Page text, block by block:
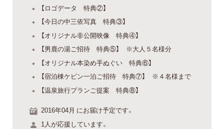
【ロゴデータ 特典②】
【今日の中三依写真 特典③】
【オリジナル非公開映像 特典④】
【男鹿の湯ご招待 特典⑤】 ※大人５名様分
【オリジナル本染め手ぬぐい 特典⑥】
【宿泊棟ケビン一泊ご招待 特典⑦】 ※４名様まで
【温泉旅行プランご提案 特典⑧】
2016年04月 にお届け予定です。
1人が応援しています。